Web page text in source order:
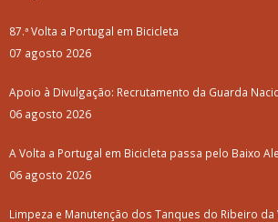
87.ª Volta a Portugal em Bicicleta
07 agosto 2026
Apoio à Divulgação: Recrutamento da Guarda
06 agosto 2026
A Volta a Portugal em Bicicleta passa pelo Baixo
06 agosto 2026
Limpeza e Manutenção dos Tanques do Ribeiro da